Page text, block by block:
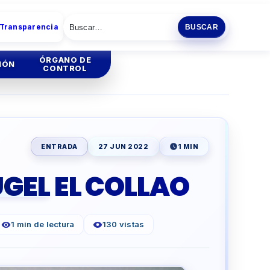
BUSCAR
ESCOLAR
PRODUCTIVA
ÓRGANO DE
CONTROL
ENTRADA 27 JUN 2022 1 MIN
EL COLLAO
1 min de lectura 130 vistas